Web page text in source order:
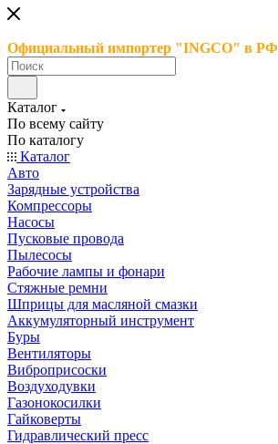
Официальный импортер "INGCO" в РФ
Каталог
По всему сайту
По каталогу
Каталог
Авто
Зарядные устройства
Компрессоры
Насосы
Пусковые провода
Пылесосы
Рабочие лампы и фонари
Стяжные ремни
Шприцы для масляной смазки
Аккумуляторный инструмент
Буры
Вентиляторы
Виброприсоски
Воздуходувки
Газонокосилки
Гайковерты
Гидравлический пресс